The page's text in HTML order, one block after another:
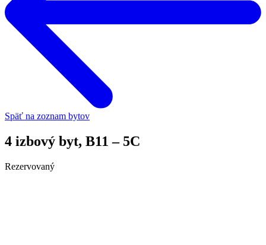
Späť na zoznam bytov
4 izbový byt, B11 – 5C
Rezervovaný